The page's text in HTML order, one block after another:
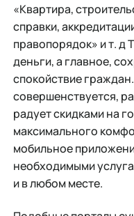
«Квартира,
справки,
правопорядок» и т. д
деньги, а главное,
спокойствие
совершенствуется,
радует скидками на
максимального
мобильное
необходимыми
и в любом месте.